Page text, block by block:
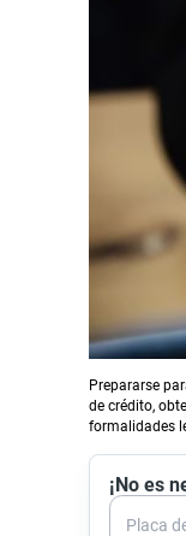
Prepararse
de crédito,
formalidades
¡No es
Placa